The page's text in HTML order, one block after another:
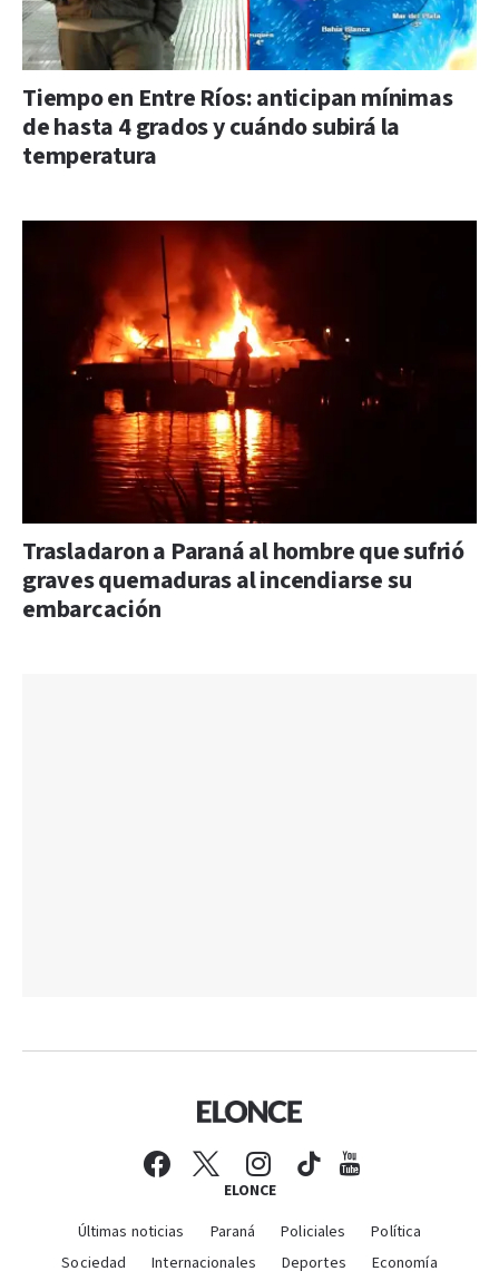
Tiempo en Entre Ríos: anticipan mínimas
de hasta 4 grados y cuándo subirá la
temperatura
Trasladaron a Paraná al hombre que sufrió
graves quemaduras al incendiarse su
embarcación
ELONCE
Últimas noticias Paraná Policiales
Política
Sociedad
Internacionales Deportes Economía